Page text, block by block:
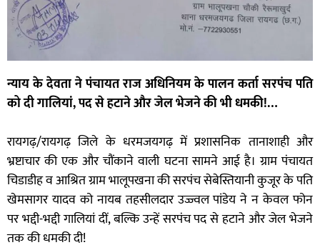
न्याय के देवता ने पंचायत राज अधिनियम के पालन कर्ता सरपंच पति
को दी गालियां, पद से हटाने और जेल भेजने की भी धमकी!…
रायगढ़/रायगढ़ जिले के धरमजयगढ़ में प्रशासनिक तानाशाही और
भ्रष्टाचार की एक और चौंकाने वाली घटना सामने आई है। ग्राम पंचायत
चिडाडीह व आश्रित ग्राम भालूपखना की सरपंच सेबेस्तियानी कुजूर के पति
खेमसागर यादव को नायब तहसीलदार उज्ज्वल पांडेय ने न केवल फोन
पर भद्दी-भद्दी गालियां दीं, बल्कि उन्हें सरपंच पद से हटाने और जेल भेजने
तक की धमकी दी!